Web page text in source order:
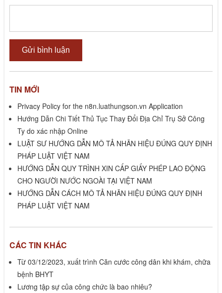
TIN MỚI
Privacy Policy for the n8n.luathungson.vn Application
Hướng Dẫn Chi Tiết Thủ Tục Thay Đổi Địa Chỉ Trụ Sở Công
Ty do xác nhập Online
LUẬT SƯ HƯỚNG DẪN MÔ TẢ NHÃN HIỆU ĐÚNG QUY ĐỊNH
PHÁP LUẬT VIỆT NAM
HƯỚNG DẪN QUY TRÌNH XIN CẤP GIẤY PHÉP LAO ĐỘNG
CHO NGƯỜI NƯỚC NGOÀI TẠI VIỆT NAM
HƯỚNG DẪN CÁCH MÔ TẢ NHÃN HIỆU ĐÚNG QUY ĐỊNH
PHÁP LUẬT VIỆT NAM
CÁC TIN KHÁC
Từ 03/12/2023, xuất trình Căn cước công dân khi khám, chữa
bệnh BHYT
Lương tập sự của công chức là bao nhiêu?